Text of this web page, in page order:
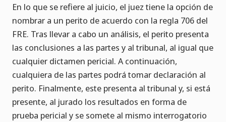
En lo que se refiere al juicio, el juez tiene la opción de
nombrar a un perito de acuerdo con la regla 706 del
FRE. Tras llevar a cabo un análisis, el perito presenta
las conclusiones a las partes y al tribunal, al igual que
cualquier dictamen pericial. A continuación,
cualquiera de las partes podrá tomar declaración al
perito. Finalmente, este presenta al tribunal y, si está
presente, al jurado los resultados en forma de
prueba pericial y se somete al mismo interrogatorio